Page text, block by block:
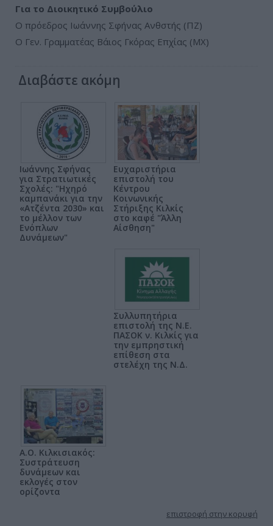
Για το Διοικητικό Συμβούλιο
Ο πρόεδρος Ιωάννης Σφήνας Ανθστής (ΠΖ)
Ο Γεν. Γραμματέας Βάιος Γκόρας Επχίας (ΜΧ)
Διαβάστε ακόμη
Ιωάννης Σφήνας
για Στρατιωτικές
Σχολές: "Ηχηρό
καμπανάκι για την
«Ατζέντα 2030» και
το μέλλον των
Ενόπλων
Δυνάμεων"
Ευχαριστήρια
επιστολή του
Κέντρου
Κοινωνικής
Στήριξης Κιλκίς
στο καφέ "Άλλη
Αίσθηση"
Συλλυπητήρια
επιστολή της Ν.Ε.
ΠΑΣΟΚ ν. Κιλκίς για
την εμπρηστική
επίθεση στα
στελέχη της Ν.Δ.
Α.Ο. Κιλκισιακός:
Συστράτευση
δυνάμεων και
εκλογές στον
ορίζοντα
επιστροφή στην κορυφή